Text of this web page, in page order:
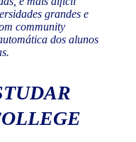
grandes e
community
dos alunos